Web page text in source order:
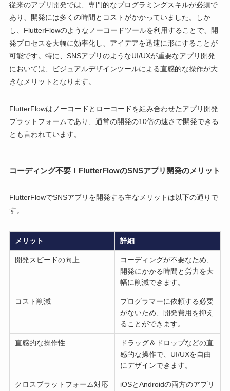
従来のアプリ開発では、専門的なプログラミングスキルが必須で
あり、開発には多くの時間とコストがかかっていました。しか
し、FlutterFlowのようなノーコードツールを利用することで、開
発プロセスを大幅に効率化し、アイデアを迅速に形にすることが
可能です。特に、SNSアプリのようなUI/UXが重要なアプリ開発
においては、ビジュアルデザインツールによる直感的な操作が大
きなメリットとなります。
FlutterFlowはノーコードとローコードを組み合わせたアプリ開発
プラットフォームであり、通常の開発の10倍の速さで開発できる
とも言われています。
コーディング不要！FlutterFlowのSNSアプリ開発のメリット
FlutterFlowでSNSアプリを開発する主なメリットは以下の通りで
す。
メリット 詳細
開発スピードの向上
コーディングが不要なため、
開発にかかる時間と労力を大
幅に削減できます。
コスト削減
プログラマーに依頼する必要
がないため、開発費用を抑え
ることができます。
直感的な操作性
ドラッグ＆ドロップなどの直
感的な操作で、UI/UXを自由
にデザインできます。
クロスプラットフォーム対応
iOSとAndroidの両方のアプリ